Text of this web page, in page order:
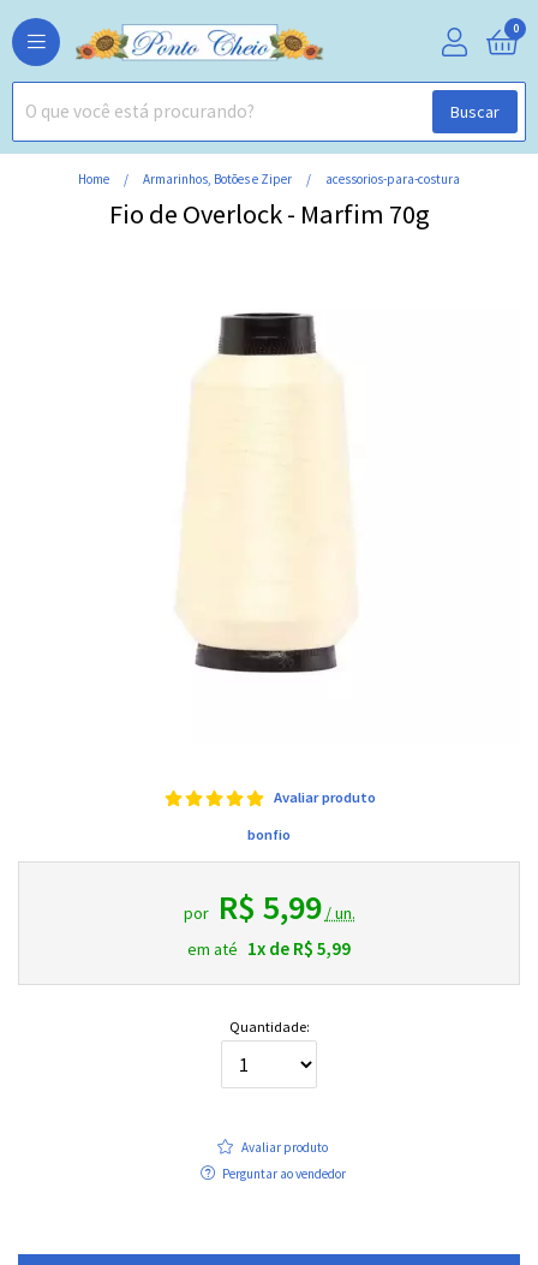
Buscar
0
Home Armarinhos, Botões e Ziper acessorios-para-costura
Fio de Overlock - Marfim 70g
Avaliar produto
bonfio
por R$ 5,99 / un.
em até 1x de R$ 5,99
Quantidade:
Avaliar produto
Perguntar ao vendedor